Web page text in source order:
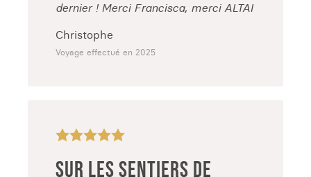
dernier ! Merci Francisca, merci ALTAI
Christophe
Voyage effectué en 2025
SUR LES SENTIERS DE